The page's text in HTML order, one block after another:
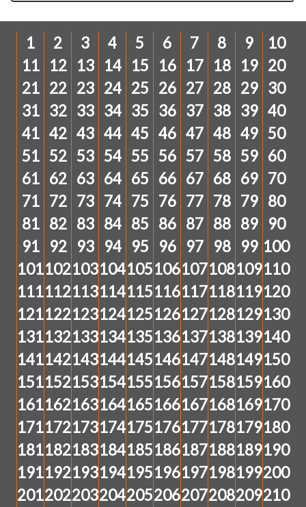
1 2 3 4 5 6 7 8 9
10
11
12 13 14 15 16 17 18 19 20
21 22 23 24 25 26 27 28 29 30
31 32 33 34 35 36 37 38 39 40
41 42 43 44 45 46 47 48 49 50
51 52 53 54 55 56 57 58 59 60
61 62 63 64 65 66 67 68 69 70
71 72 73 74 75 76 77 78 79 80
81 82 83 84 85 86 87 88 89
90
91
92 93 94 95 96 97 98 99 100
101102103104105106107108109110
111112113114115116117118119120
121122123124125126127128129130
131132133134135136137138139140
141142143144145146147148149150
151152153154155156157158159160
161162163164165166167168169170
171172173174175176177178179180
181182183184185186187188189190
191192193194195196197198199200
201202203204205206207208209210